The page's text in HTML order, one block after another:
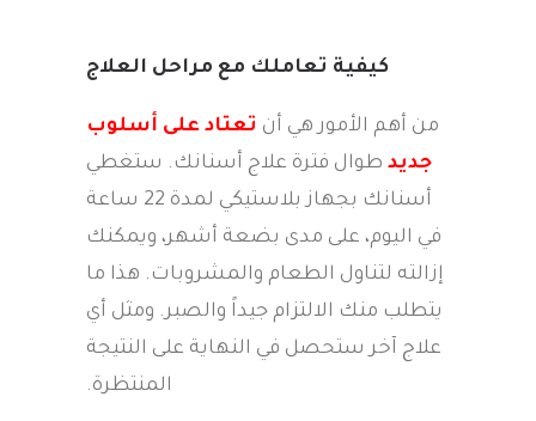
كيفية تعاملك مع مراحل العلاج
من أهم الأمور هي أن تعتاد على أسلوب
جديد طوال فترة علاج أسنانك. ستغطي
أسنانك بجهاز بلاستيكي لمدة 22 ساعة
في اليوم، على مدى بضعة أشهر، ويمكنك
إزالته لتناول الطعام والمشروبات. هذا ما
يتطلب منك الالتزام جيداً والصبر. ومثل أي
علاج آخر ستحصل في النهاية على النتيجة
المنتظرة.